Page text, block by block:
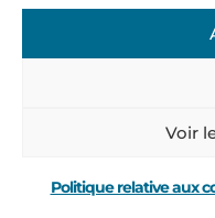
Voir
Politique relative aux